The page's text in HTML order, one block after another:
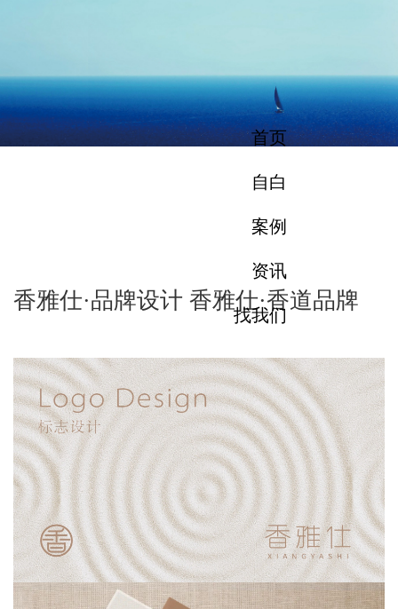
首页
自白
案例
资讯
找我们
香雅仕·品牌设计 香雅仕·香道品牌